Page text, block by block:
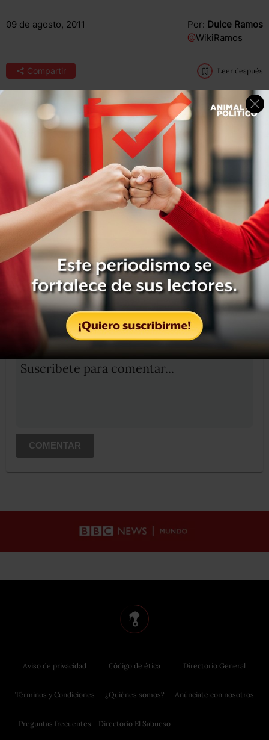
09 de agosto, 2011 Por: Dulce Ramos
@WikiRamos
Compartir Leer después
Compartir
Etiquetas:
NOTICIARIOS
OCULTAR COMENTARIOS
Iniciar sesión Registrate
Suscribete para comentar...
COMENTAR
Aviso de privacidad
Términos y Condiciones
Preguntas frecuentes
Código de ética
¿Quiénes somos?
Directorio El Sabueso
Directorio General
Anúnciate con nosotros